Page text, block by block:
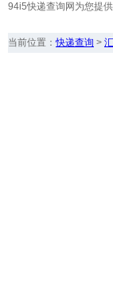
94i5快递查询网为您提供
当前位置：快递查询 >